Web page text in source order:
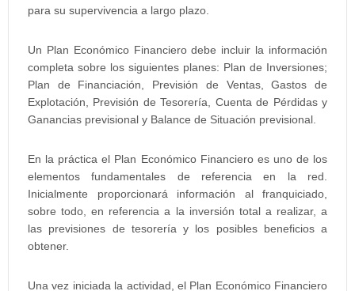
para su supervivencia a largo plazo.
Un Plan Económico Financiero debe incluir la información
completa sobre los siguientes planes: Plan de Inversiones;
Plan de Financiación, Previsión de Ventas, Gastos de
Explotación, Previsión de Tesorería, Cuenta de Pérdidas y
Ganancias previsional y Balance de Situación previsional.
En la práctica el Plan Económico Financiero es uno de los
elementos fundamentales de referencia en la red.
Inicialmente proporcionará información al franquiciado,
sobre todo, en referencia a la inversión total a realizar, a
las previsiones de tesorería y los posibles beneficios a
obtener.
Una vez iniciada la actividad, el Plan Económico Financiero